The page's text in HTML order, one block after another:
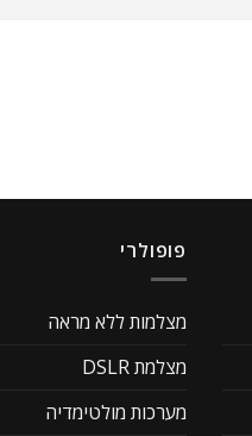
פופולרי
מצלמות ללא מראה
מצלמת DSLR
מערכות מולטימדיה